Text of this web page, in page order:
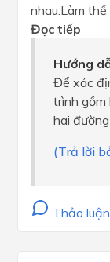
nhau.Làm thế
Đọc tiếp
Hướng
Để xác
trình gồm
hai
(Trả lời
Thảo